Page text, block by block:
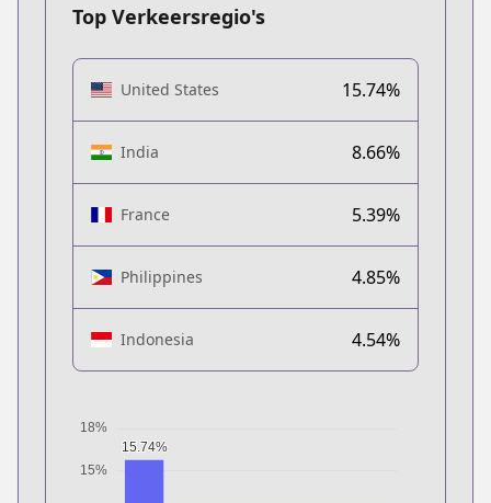
Top Verkeersregio's
United States 15.74%
India 8.66%
France 5.39%
Philippines 4.85%
Indonesia 4.54%